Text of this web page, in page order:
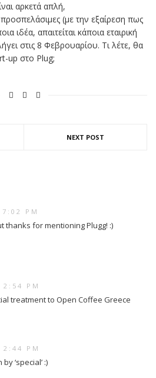
αρκετά απλή,
προσπελάσιμες (με την εξαίρεση πως
ιδέα, απαιτείται κάποια εταιρική
στις 8 Φεβρουαρίου. Τι λέτε, θα
up στο Plug;
NEXT POST
PM
thanks for mentioning Plugg! :)
2:54 PM
treatment to Open Coffee Greece
2:44 PM
‘special’ :)